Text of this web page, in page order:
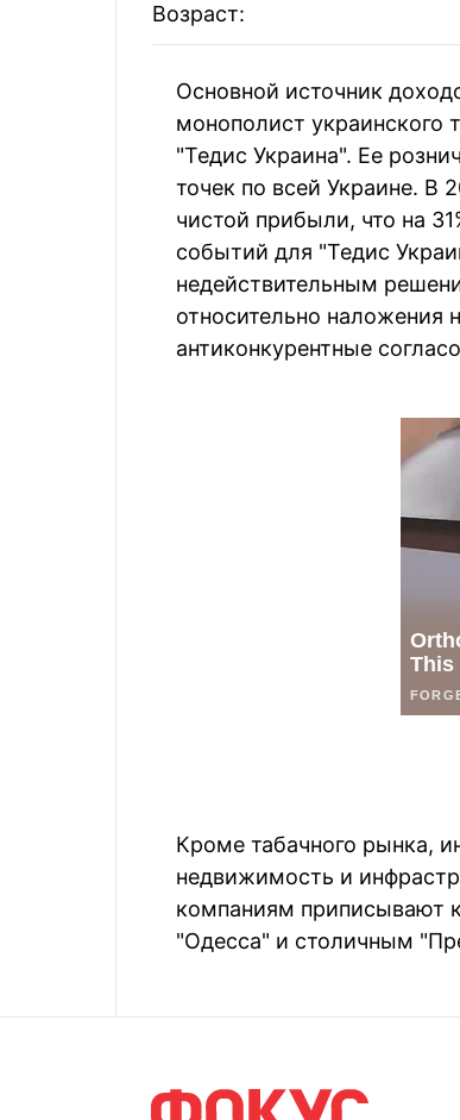
Возраст:
Основной источник
монополист украинского
"Тедис Украина". Ее
точек по всей Украине. В
чистой прибыли, что на
событий для "Тедис
недействительным
относительно наложения
антиконкурентные
Кроме табачного рынка,
недвижимость и
компаниям приписывают
"Одесса" и столичным
Галина и Александр
Сергей Тигипко
19
20